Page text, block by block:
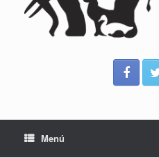
Menú